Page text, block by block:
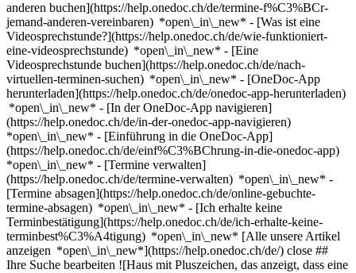
anderen buchen](https://help.onedoc.ch/de/termine-f%C3%BCr-
jemand-anderen-vereinbaren) *open\_in\_new* - [Was ist eine
Videosprechstunde?](https://help.onedoc.ch/de/wie-funktioniert-
eine-videosprechstunde) *open\_in\_new* - [Eine
Videosprechstunde buchen](https://help.onedoc.ch/de/nach-
virtuellen-terminen-suchen) *open\_in\_new* - [OneDoc-App
herunterladen](https://help.onedoc.ch/de/onedoc-app-herunterladen)
*open\_in\_new* - [In der OneDoc-App navigieren]
(https://help.onedoc.ch/de/in-der-onedoc-app-navigieren)
*open\_in\_new* - [Einführung in die OneDoc-App]
(https://help.onedoc.ch/de/einf%C3%BChrung-in-die-onedoc-app)
*open\_in\_new* - [Termine verwalten](https://help.onedoc.ch/de/termine-verwalten) *open\_in\_new* - [Termine absagen](https://help.onedoc.ch/de/online-gebuchte-termine-absagen) *open\_in\_new* - [Ich erhalte keine Terminbestätigung](https://help.onedoc.ch/de/ich-erhalte-keine-terminbest%C3%A4tigung) *open\_in\_new* [Alle unsere Artikel anzeigen *open\_in\_new*](https://help.onedoc.ch/de/) close ## Ihre Suche bearbeiten ![Haus mit Pluszeichen, das anzeigt, dass eine Konsultation vor Ort möglich ist](https://www.onedoc.ch/assets/images/icons/on-site.svg) Vor Ort ![Kamera mit Play-Symbol, die anzeigt, dass eine Konsultation per Video aus der Ferne möglich ist](https://www.onedoc.ch/assets/images/icons/remote.svg) Virtuell Suche #### Fachrichtung #### Gesundheitsfachperson #### Einrichtung edit Facharzt für Allgemeine Innere Medizin in Avenches tune Filter Neue Patienten*keyboard\_arrow\_down* - Zugelassen*check\_circle* Gesprochene Sprachen*keyboard\_arrow\_down* - Albanisch*check\_circle* - Arabisch*check\_circle* - Deutsch*check\_circle* - Englisch*check\_circle* - Französisch*check\_circle* - Griechisch*check\_circle* - Italienisch*check\_circle* - Mazedonisch*check\_circle* - Niederländisch*check\_circle* - Portugiesisch*check\_circle* - Rumänisch*check\_circle* - Schwedisch*check\_circle* - Spanisch*check\_circle* - Tschechisch*check\_circle* - Ungarisch*check\_circle* Geschlecht*keyboard\_arrow\_down* - Weiblich*check\_circle* - Männlich*check\_circle* Netzwerk*keyboard\_arrow\_down* - Réseau Bleu*check\_circle* - Réseau de Soins Neuchâtelois - RSN*check\_circle* - Medbase*check\_circle* - Réseau Delta*check\_circle* Verfügbarkeit*keyboard\_arrow\_down* - Heute*check\_circle* - In den nächsten 3 Tagen*check\_circle* - In den nächsten 7 Tagen*check\_circle* - In den nächsten 14 Tagen*check\_circle* # Facharzt für Allgemeine Innere Medizin in Avenches: Buchen Sie heute Ihren Termin online ## 4 Ergebnisse in Avenches [![Dr. Véronique Siegrist, Fachärztin für Allgemeine Innere Medizin in Avenches](https://www.onedoc.ch/assets/images/female.png "Dr. Véronique Siegrist, Fachärztin für Allgemeine Innere Medizin in Avenches")](https://www.onedoc.ch/de/facharztin-fur-allgemeine-innere-medizin/avenches/pcl4r/dr-veronique-siegrist) ### [Dr. Véronique Siegrist](https://www.onedoc.ch/de/facharztin-fur-allgemeine-innere-medizin/avenches/pcl4r/dr-veronique-siegrist) Fachärztin für Allgemeine Innere Medizin [Aventimed – Centre médical Avenchois](https://www.onedoc.ch/de/medizinisches-zentrum/avenches/e7pe/aventimed-centre-medical-avenchois) Route du Pré-Vert 5b 1580 Avenches ![Patient mit Minuszeichen, der anzeigt, dass keine neuen Patienten angenommen werden](https://www.onedoc.ch/assets/images/icons/no-new-patients.svg)Akzeptiert keine neuen Patienten [Termin buchen](https://www.onedoc.ch/de/facharztin-fur-allgemeine-innere-medizin/avenches/pcl4r/dr-veronique-siegrist) *chevron\_left* Di. 04 Aug. *chevron\_right* Mehr Termine anzeigen *error\_outline* Beim Laden der Verfügbarkeiten ist ein Fehler aufgetreten [Erneut versuchen](https://www.onedoc.ch) [![Dr. Herul Hollanda De Sà Neto, Facharzt für Allgemeine Innere Medizin in Avenches](https://www.onedoc.ch/assets/images/male.png "Dr. Herul Hollanda De Sà Neto, Facharzt für Allgemeine Innere Medizin in Avenches")](https://www.onedoc.ch/de/facharzt-fur-allgemeine-innere-medizin/avenches/pcl4p/dr-herul-hollanda-de-sa-neto) ### [Dr. Herul Hollanda De Sà Neto](https://www.onedoc.ch/de/facharzt-fur-allgemeine-innere-medizin/avenches/pcl4p/dr-herul-hollanda-de-sa-neto) Facharzt für Allgemeine Innere Medizin [Aventimed – Centre médical Avenchois](https://www.onedoc.ch/de/medizinisches-zentrum/avenches/e7pe/aventimed-centre-medical-avenchois) Route du Pré-Vert 5b 1580 Avenches ![Patient mit Minuszeichen, der anzeigt, dass keine neuen Patienten angenommen werden](https://www.onedoc.ch/assets/images/icons/no-new-patients.svg)Akzeptiert keine neuen Patienten [Termin buchen](https://www.onedoc.ch/de/facharzt-fur-allgemeine-innere-medizin/avenches/pcl4p/dr-herul-hollanda-de-sa-neto) *chevron\_left* Di. 04 Aug. *chevron\_right* Mehr Termine anzeigen *error\_outline* Beim Laden der Verfügbarkeiten ist ein Fehler aufgetreten [Erneut versuchen](https://www.onedoc.ch) [![Dr. med. David Gallay, Facharzt für Allgemeine Innere Medizin in Avenches](https://www.onedoc.ch/assets/images/male.png "Dr. med. David Gallay, Facharzt für Allgemeine Innere Medizin in Avenches")](https://www.onedoc.ch/de/facharzt-fur-allgemeine-innere-medizin/avenches/pcl4q/dr-med-david-gallay) ### [Dr. med. David Gallay](https://www.onedoc.ch/de/facharzt-fur-allgemeine-innere-medizin/avenches/pcl4q/dr-med-david-gallay) Facharzt für Allgemeine Innere Medizin [Aventimed – Centre médical Avenchois](https://www.onedoc.ch/de/medizinisches-zentrum/avenches/e7pe/aventimed-centre-medical-avenchois) Route du Pré-Vert 5b 1580 Avenches ![Patient mit Minuszeichen, der anzeigt, dass keine neuen Patienten angenommen werden](https://www.onedoc.ch/assets/images/icons/no-new-patients.svg)Akzeptiert keine neuen Patienten [Termin buchen](https://www.onedoc.ch/de/facharzt-fur-allgemeine-innere-medizin/avenches/pcl4q/dr-med-david-gallay) *chevron\_left* Di. 04 Aug. *chevron\_right* Mehr Termine anzeigen *error\_outline* Beim Laden der Verfügbarkeiten ist ein Fehler aufgetreten [Erneut versuchen](https://www.onedoc.ch) [![Dr. Leyla Saillen, Fachärztin für Allgemeine Innere Medizin in Avenches](https://www.onedoc.ch/assets/images/female.png "Dr. Leyla Saillen, Fachärztin für Allgemeine Innere Medizin in Avenches")](https://www.onedoc.ch/de/facharztin-fur-allgemeine-innere-medizin/avenches/pcl4o/dr-leyla-saillen) ### [Dr. Leyla Saillen](https://www.onedoc.ch/de/facharztin-fur-allgemeine-innere-medizin/avenches/pcl4o/dr-leyla-saillen) Fachärztin für Allgemeine Innere Medizin [Aventimed – Centre médical Avenchois](https://www.onedoc.ch/de/medizinisches-zentrum/avenches/e7pe/aventimed-centre-medical-avenchois) Route du Pré-Vert 5b 1580 Avenches ![Patient mit Minuszeichen, der anzeigt, dass keine neuen Patienten angenommen werden](https://www.onedoc.ch/assets/images/icons/no-new-patients.svg)Akzeptiert keine neuen Patienten [Termin buchen](https://www.onedoc.ch/de/facharztin-fur-allgemeine-innere-medizin/avenches/pcl4o/dr-leyla-saillen) *chevron\_left* Di. 04 Aug. *chevron\_right* Mehr Termine anzeigen *error\_outline* Beim Laden der Verfügbarkeiten ist ein Fehler aufgetreten [Erneut versuchen](https://www.onedoc.ch) ## __Fachärzte für Allgemeine Innere Medizin__ in der Umgebung von __Avenches__: Andere Gesundheitsfachpersonen können Online gebucht werden [![Dr. Marion Walker, Fachärztin für Allgemeine Innere Medizin in Cousset](https://assets.onedoc.ch/images/users/90fcb57f4d896d81b14e48f0c6f170dfd8ccf104b5111fe37ae8f865df6b2028-small.jpg "Dr. Marion Walker, Fachärztin für Allgemeine Innere Medizin in Cousset")](https://www.onedoc.ch/de/facharztin-fur-allgemeine-innere-medizin/cousset/pc03i/dr-marion-walker) ### [Dr. Marion Walker](https://www.onedoc.ch/de/facharztin-fur-allgemeine-innere-medizin/cousset/pc03i/dr-marion-walker) ![Abzeichen, das ein verifiziertes Profil kennzeichnet](https://www.onedoc.ch/assets/images/icons/checkmark.svg) [Fachärztin für Allgemeine Innere Medizin](https://www.onedoc.ch/de/facharzt-fur-allgemeine-innere-medizin/cousset) [Centre Médical de Montagny](https://www.onedoc.ch/de/gruppenpraxis/cousset/ebab7/centre-medical-de-montagny) Cousset-Centre 2 1774 Cousset ![Patient mit Pluszeichen, der anzeigt, dass neue Patienten angenommen werden](https://www.onedoc.ch/assets/images/icons/new-patients.svg)Akzeptiert neue Patienten [Termin buchen](https://www.onedoc.ch/de/facharztin-fur-allgemeine-innere-medizin/cousset/pc03i/dr-marion-walker) [![Dr. Marie-Eve Müller, Fachärztin für Allgemeine Innere Medizin in Freiburg](https://assets.onedoc.ch/images/users/25fad171975cba248b9c47f62c46af683352d2183f4ec90ee0258b90ad07b44e-small.png "Dr. Marie-Eve Müller, Fachärztin für Allgemeine Innere Medizin in Freiburg")](https://www.onedoc.ch/de/facharztin-fur-allgemeine-innere-medizin/freiburg/pcn5k/dr-marie-eve-muller) ### [Dr. Marie-Eve Müller](https://www.onedoc.ch/de/facharztin-fur-allgemeine-innere-medizin/freiburg/pcn5k/dr-marie-eve-muller) ![Abzeichen, das ein verifiziertes Profil kennzeichnet](https://www.onedoc.ch/assets/images/icons/checkmark.svg) [Fachärztin für Allgemeine Innere Medizin](https://www.onedoc.ch/de/facharzt-fur-allgemeine-innere-medizin/freiburg) [Cabinet Moncor](https://www.onedoc.ch/de/klinik/freiburg/e8r2/cabinet-moncor) Place de la Gare 15 1700 Freiburg ![Dr. Marie-Eve Müller ist bei Réseau Delta angeschlossen](https://assets.onedoc.ch/images/networks/logos/bc7306ac026c686f85d463e96b3cb0053f7de03c9f7a5fae3aa7114a276838ea-small.png) ![Patient mit Pluszeichen, der anzeigt, dass neue Patienten angenommen werden](https://www.onedoc.ch/assets/images/icons/new-patients.svg)Akzeptiert neue Patienten [Termin buchen](https://www.onedoc.ch/de/facharztin-fur-allgemeine-innere-medizin/freiburg/pcn5k/dr-marie-eve-muller) [![Dr. Anne-Catherine Echegoyen, Fachärztin für Allgemeine Innere Medizin in Freiburg](https://assets.onedoc.ch/images/users/a952d7fe46e3b99f21da84f5c8b5c2dc67d1972eac53ca112492796aeaa28a8e-small.png "Dr. Anne-Catherine Echegoyen, Fachärztin für Allgemeine Innere Medizin in Freiburg")](https://www.onedoc.ch/de/facharztin-fur-allgemeine-innere-medizin/freiburg/pcmzs/dr-anne-catherine-echegoyen) ### [Dr. Anne-Catherine Echegoyen](https://www.onedoc.ch/de/facharztin-fur-allgemeine-innere-medizin/freiburg/pcmzs/dr-anne-catherine-echegoyen) ![Abzeichen, das ein verifiziertes Profil kennzeichnet](https://www.onedoc.ch/assets/images/icons/checkmark.svg) [Fachärztin für Allgemeine Innere Medizin](https://www.onedoc.ch/de/facharzt-fur-allgemeine-innere-medizin/freiburg) [Cabinet médical Medeo](https:/